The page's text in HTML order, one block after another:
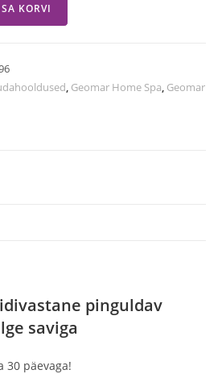
KORVI
, Geomar Home Spa, Geomar
pinguldav
saviga
30 päevaga!